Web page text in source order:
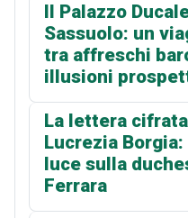
Il Palazzo
Sassuolo: un
tra affreschi
illusioni
La lettera
Lucrezia Borgia:
luce sulla
Ferrara